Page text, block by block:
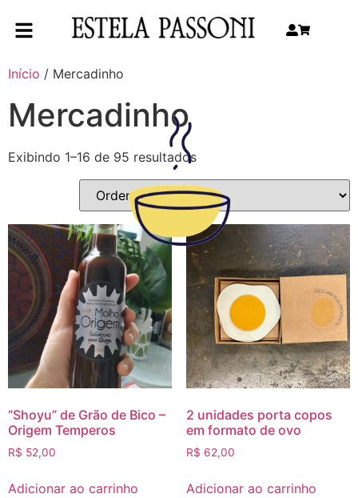
Início / Mercadinho
Mercadinho
Exibindo 1–16 de 95 resultados
“Shoyu” de Grão de Bico –
Origem Temperos
R$ 52,00
Adicionar ao carrinho
2 unidades porta copos
em formato de ovo
R$ 62,00
Adicionar ao carrinho